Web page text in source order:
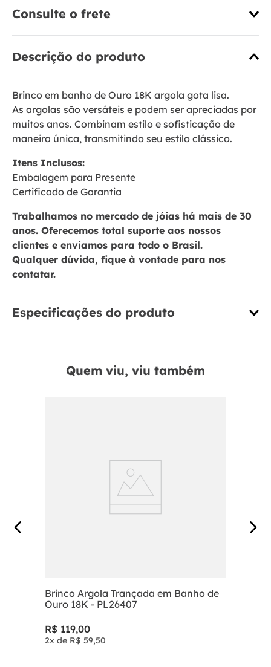
Consulte o frete
Descrição do produto
Brinco em banho de Ouro 18K argola gota lisa.
As argolas são versáteis e podem ser apreciadas por
muitos anos. Combinam estilo e sofisticação de
maneira única, transmitindo seu estilo clássico.
Itens Inclusos:
Embalagem para Presente
Certificado de Garantia
Trabalhamos no mercado de jóias há mais de 30
anos. Oferecemos total suporte aos nossos
clientes e enviamos para todo o Brasil.
Qualquer dúvida, fique à vontade para nos
contatar.
Especificações do produto
Quem viu, viu também
Brinco Argola Trançada em Banho de
Ouro 18K - PL26407
R$ 119,00
2x de R$ 59,50